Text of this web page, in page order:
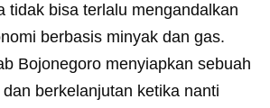
tidak bisa terlalu mengandalkan
berbasis minyak dan gas.
Bojonegoro menyiapkan sebuah
berkelanjutan ketika nanti